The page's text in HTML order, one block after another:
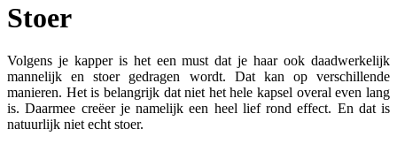
Stoer
Volgens je kapper is het een must dat je haar ook daadwerkelijk
mannelijk en stoer gedragen wordt. Dat kan op verschillende
manieren. Het is belangrijk dat niet het hele kapsel overal even lang
is. Daarmee creëer je namelijk een heel lief rond effect. En dat is
natuurlijk niet echt stoer.